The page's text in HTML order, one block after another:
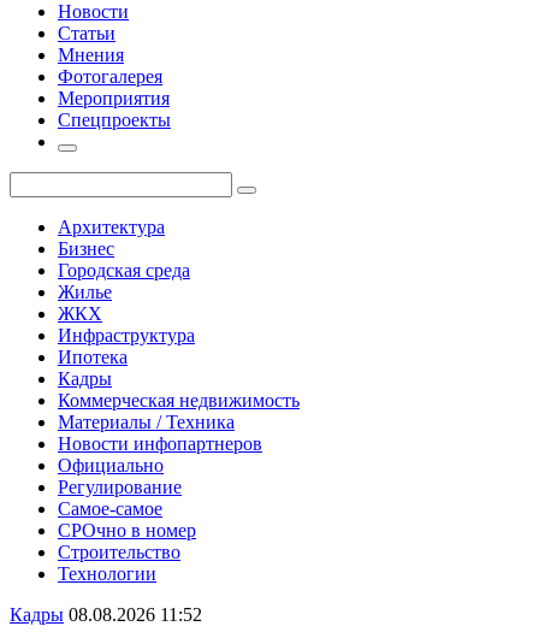
Новости
Статьи
Мнения
Фотогалерея
Мероприятия
Спецпроекты
Архитектура
Бизнес
Городская среда
Жилье
ЖКХ
Инфраструктура
Ипотека
Кадры
Коммерческая недвижимость
Материалы / Техника
Новости инфопартнеров
Официально
Регулирование
Самое-самое
СРОчно в номер
Строительство
Технологии
Кадры 08.08.2026 11:52